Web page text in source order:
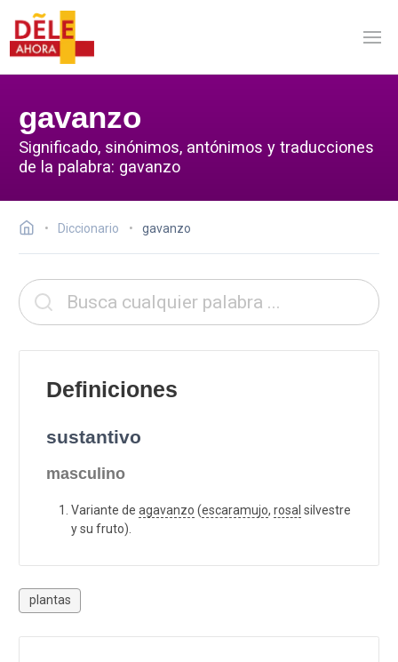
gavanzo
Significado, sinónimos, antónimos y traducciones
de la palabra: gavanzo
Diccionario gavanzo
Definiciones
sustantivo
masculino
Variante de agavanzo (escaramujo, rosal silvestre
y su fruto).
plantas